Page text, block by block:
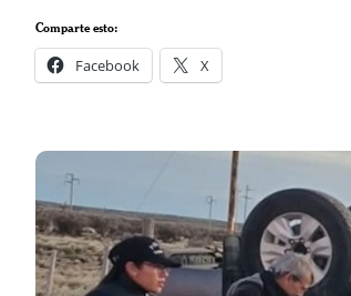
Comparte esto:
Facebook X